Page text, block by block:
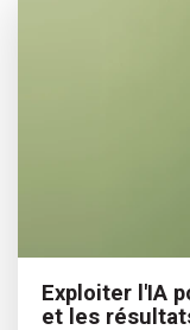
Exploiter l'IA
et les